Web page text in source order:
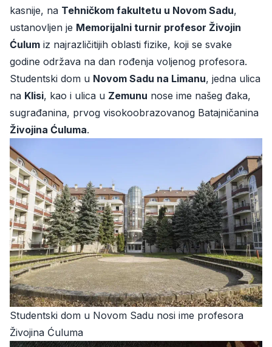
kasnije, na Tehničkom fakultetu u Novom Sadu,
ustanovljen je Memorijalni turnir profesor Živojin
Ćulum iz najrazličitijih oblasti fizike, koji se svake
godine održava na dan rođenja voljenog profesora.
Studentski dom u Novom Sadu na Limanu, jedna ulica
na Klisi, kao i ulica u Zemunu nose ime našeg đaka,
sugrađanina, prvog visokoobrazovanog Batajničanina
Živojina Ćuluma.
Studentski dom u Novom Sadu nosi ime profesora
Živojina Ćuluma